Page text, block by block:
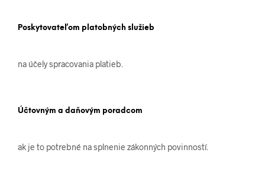
Poskytovateľom platobných služieb
na účely spracovania platieb.
Účtovným a daňovým poradcom
ak je to potrebné na splnenie zákonných povinností.